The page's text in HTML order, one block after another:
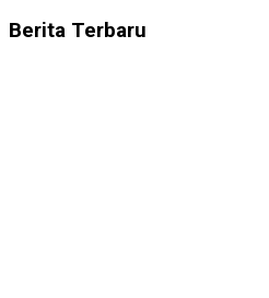
Berita Terbaru